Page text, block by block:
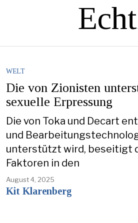
WELT
Die von Zionisten
sexuelle Erpressung
Die von Toka und Decart
und
unterstützt wird, beseitigt
Faktoren in den
August 4, 2025
Kit Klarenberg